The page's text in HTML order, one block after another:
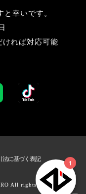
と幸いです。
れば対応可能
法に基づく表記
All rights Reserved.